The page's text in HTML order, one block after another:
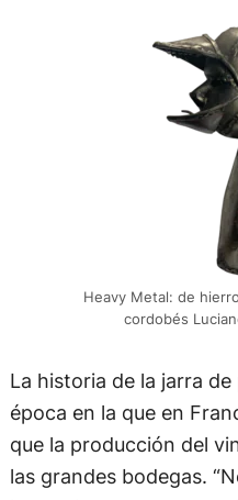
Heavy Metal: de
cordobés
La historia de la jarra
época en la que en
que la producción del
las grandes bodegas.